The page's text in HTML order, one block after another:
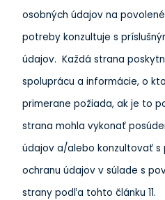
osobných údajov na
potreby konzultuje s
údajov. Každá strana
spoluprácu a informácie, o
primerane požiada, ak je to
strana mohla vykonať
údajov a/alebo konzultovať s
ochranu údajov v súlade s
strany podľa tohto článku 11.